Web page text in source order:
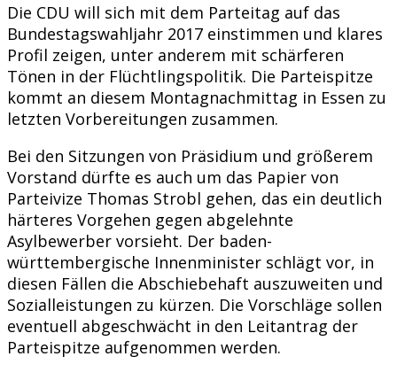
Die CDU will sich mit dem Parteitag auf das
Bundestagswahljahr 2017 einstimmen und klares
Profil zeigen, unter anderem mit schärferen
Tönen in der Flüchtlingspolitik. Die Parteispitze
kommt an diesem Montagnachmittag in Essen zu
letzten Vorbereitungen zusammen.
Bei den Sitzungen von Präsidium und größerem
Vorstand dürfte es auch um das Papier von
Parteivize Thomas Strobl gehen, das ein deutlich
härteres Vorgehen gegen abgelehnte
Asylbewerber vorsieht. Der baden-
württembergische Innenminister schlägt vor, in
diesen Fällen die Abschiebehaft auszuweiten und
Sozialleistungen zu kürzen. Die Vorschläge sollen
eventuell abgeschwächt in den Leitantrag der
Parteispitze aufgenommen werden.